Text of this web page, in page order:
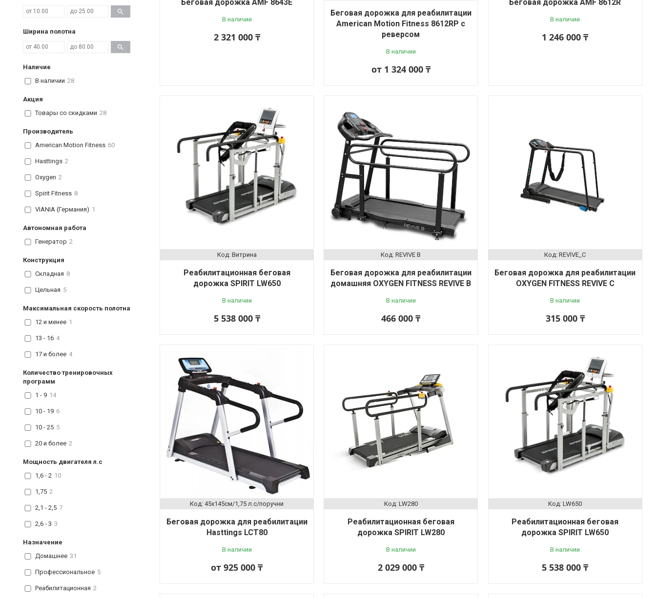
Беговая дорожка AMF 8643Е
В наличии
2 321 000 ₸
Беговая дорожка для реабилитации
American Motion Fitness 8612RP с
реверсом
В наличии
от 1 324 000 ₸
Беговая дорожка AMF 8612R
В наличии
1 246 000 ₸
Витрина
Реабилитационная беговая
дорожка SPIRIT LW650
В наличии
5 538 000 ₸
REVIVE B
Беговая дорожка для реабилитации
домашняя OXYGEN FITNESS REVIVE B
В наличии
466 000 ₸
REVIVE_C
Беговая дорожка для реабилитации
OXYGEN FITNESS REVIVE C
В наличии
315 000 ₸
45x145cм/1,75 л.с/поручни
Беговая дорожка для реабилитации
Hasttings LCT80
В наличии
от 925 000 ₸
LW280
Реабилитационная беговая
дорожка SPIRIT LW280
В наличии
2 029 000 ₸
LW650
Реабилитационная беговая
дорожка SPIRIT LW650
В наличии
5 538 000 ₸
Ширина полотна
Наличие
В наличии 28
Акция
Товары со скидками 28
Производитель
American Motion Fitness 60
Hasttings 2
Oxygen 2
Spirit Fitness 8
VIANIA (Германия) 1
Автономная работа
Генератор 2
Конструкция
Складная 8
Цельная 5
Максимальная скорость полотна
12 и менее 1
13 - 16 4
17 и более 4
Количество тренировочных
программ
1 - 9 14
10 - 19 6
10 - 25 5
20 и более 2
Мощность двигателя л.с
1,6 - 2 10
1,75 2
2,1 - 2,5 7
2,6 - 3 3
Назначение
Домашнее 31
Профессиональное 5
Реабилитационная 2